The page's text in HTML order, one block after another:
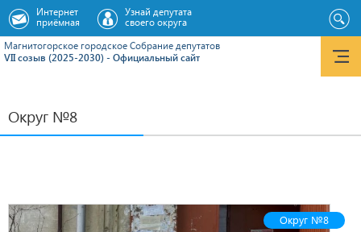
Магнитогорское городское Cобрание депутатов
VII созыв (2025-2030) - Официальный сайт
Интернет
приёмная
Узнай депутата
своего округа
Округ №8
Округ №8